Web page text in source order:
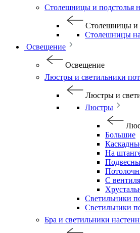
Столешницы и подстолья
Столешницы и
Столешницы на
Освещение
Освещение
Люстры и светильники
Люстры и
Люстры
Большие
На
С
Светильники
Светильники
Бра и светильники